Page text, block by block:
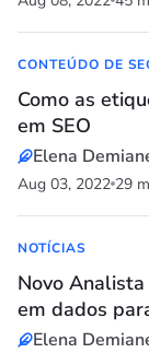
CONTEÚDO DE
Como as
em SEO
Elena
Aug 03, 2022 29
NOTÍCIAS
Novo Analista
em dados
Elena